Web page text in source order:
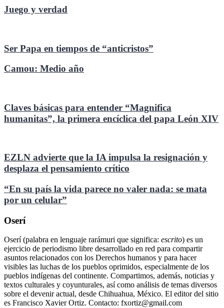
Juego y verdad
Ser Papa en tiempos de “anticristos”
Camou: Medio año
Claves básicas para entender “Magnifica
humanitas”, la primera encíclica del papa León XIV
EZLN advierte que la IA impulsa la resignación y
desplaza el pensamiento crítico
“En su país la vida parece no valer nada: se mata
por un celular”
Oserí
Oserí (palabra en lenguaje rarámuri que significa: escrito) es un
ejercicio de periodismo libre desarrollado en red para compartir
asuntos relacionados con los Derechos humanos y para hacer
visibles las luchas de los pueblos oprimidos, especialmente de los
pueblos indígenas del continente. Compartimos, además, noticias y
textos culturales y coyunturales, así como análisis de temas diversos
sobre el devenir actual, desde Chihuahua, México. El editor del sitio
es Francisco Xavier Ortiz. Contacto: fxortiz@gmail.com